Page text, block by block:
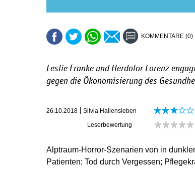
KOMMENTARE (0)
Leslie Franke und Herdolor Lorenz
gegen die Ökonomisierung des
26.10.2018
Silvia Hallensleben
Leserbewertung
Alptraum-Horror-Szenarien von in
Patienten; Tod durch Vergessen;